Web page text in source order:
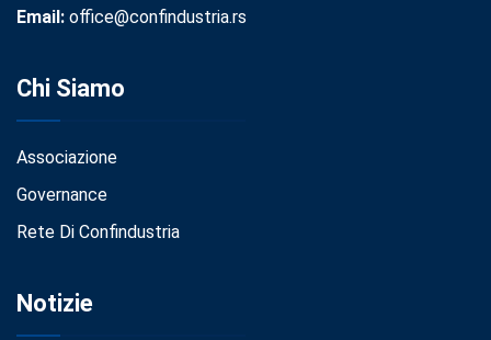
Email: office@confindustria.rs
Chi Siamo
Associazione
Governance
Rete Di Confindustria
Notizie